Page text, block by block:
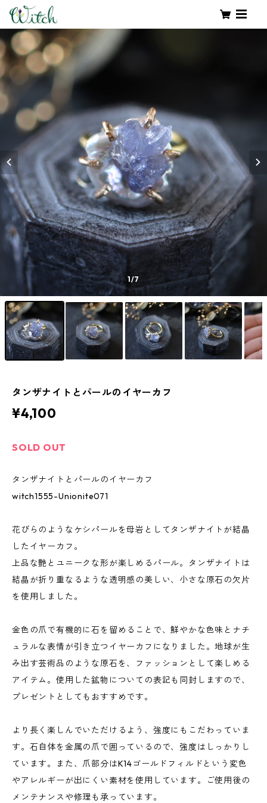
1/7
タンザナイトとパールのイヤーカフ
¥4,100
SOLD OUT
タンザナイトとパールのイヤーカフ
witch1555-Unionite071
花びらのようなケシパールを母岩としてタンザナイトが結晶
したイヤーカフ。
上品な艶とユニークな形が楽しめるパール。タンザナイトは
結晶が折り重なるような透明感の美しい、小さな原石の欠片
を使用しました。
金色の爪で有機的に石を留めることで、鮮やかな色味とナチ
ュラルな表情が引き立つイヤーカフになりました。地球が生
み出す芸術品のような原石を、ファッションとして楽しめる
アイテム。使用した鉱物についての表記も同封しますので、
プレゼントとしてもおすすめです。
より長く楽しんでいただけるよう、強度にもこだわっていま
す。石自体を金属の爪で囲っているので、強度はしっかりし
ています。また、爪部分はK14ゴールドフィルドという変色
やアレルギーが出にくい素材を使用しています。ご使用後の
メンテナンスや修理も承っています。